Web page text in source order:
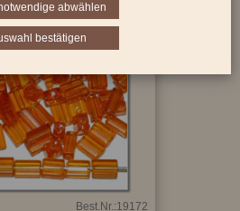
Best.Nr.:19172
abwählen
bestätigen